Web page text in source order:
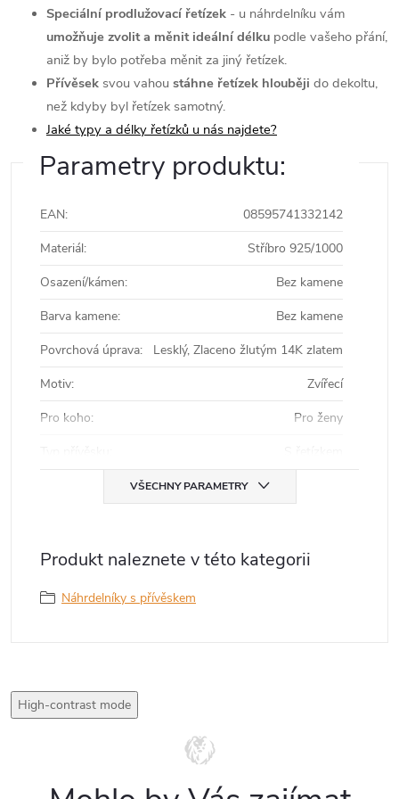
Speciální prodlužovací řetízek - u náhrdelníku vám
umožňuje zvolit a měnit ideální délku podle vašeho přání,
aniž by bylo potřeba měnit za jiný řetízek.
Přívěsek svou vahou stáhne řetízek hlouběji do dekoltu,
než kdyby byl řetízek samotný.
Jaké typy a délky řetízků u nás najdete?
Parametry produktu:
EAN:
08595741332142
Materiál:
Stříbro 925/1000
Osazení/kámen:
Bez kamene
Barva kamene:
Bez kamene
Povrchová úprava:
Lesklý, Zlaceno žlutým 14K zlatem
Motiv:
Zvířecí
Pro koho:
Pro ženy
VŠECHNY PARAMETRY
Produkt naleznete v této kategorii
Náhrdelníky s přívěskem
High-contrast mode